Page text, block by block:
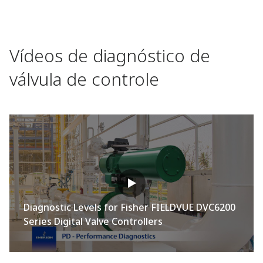
Vídeos de diagnóstico de
válvula de controle
Diagnostic Levels for Fisher FIELDVUE DVC6200
Series Digital Valve Controllers